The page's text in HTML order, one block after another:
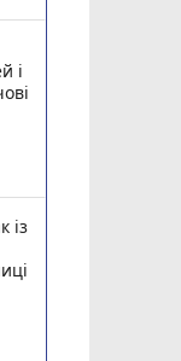
і
із